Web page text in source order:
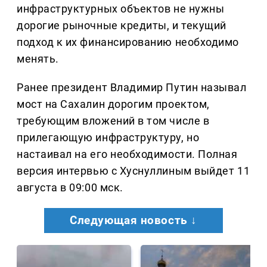
инфраструктурных объектов не нужны
дорогие рыночные кредиты, и текущий
подход к их финансированию необходимо
менять.
Ранее президент Владимир Путин называл
мост на Сахалин дорогим проектом,
требующим вложений в том числе в
прилегающую инфраструктуру, но
настаивал на его необходимости. Полная
версия интервью с Хуснуллиным выйдет 11
августа в 09:00 мск.
Следующая новость ↓